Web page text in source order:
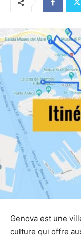
Genova est une
culture qui offre